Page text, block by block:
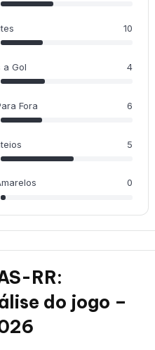
10
a Gol 4
Fora 6
5
0
RR:
do jogo –